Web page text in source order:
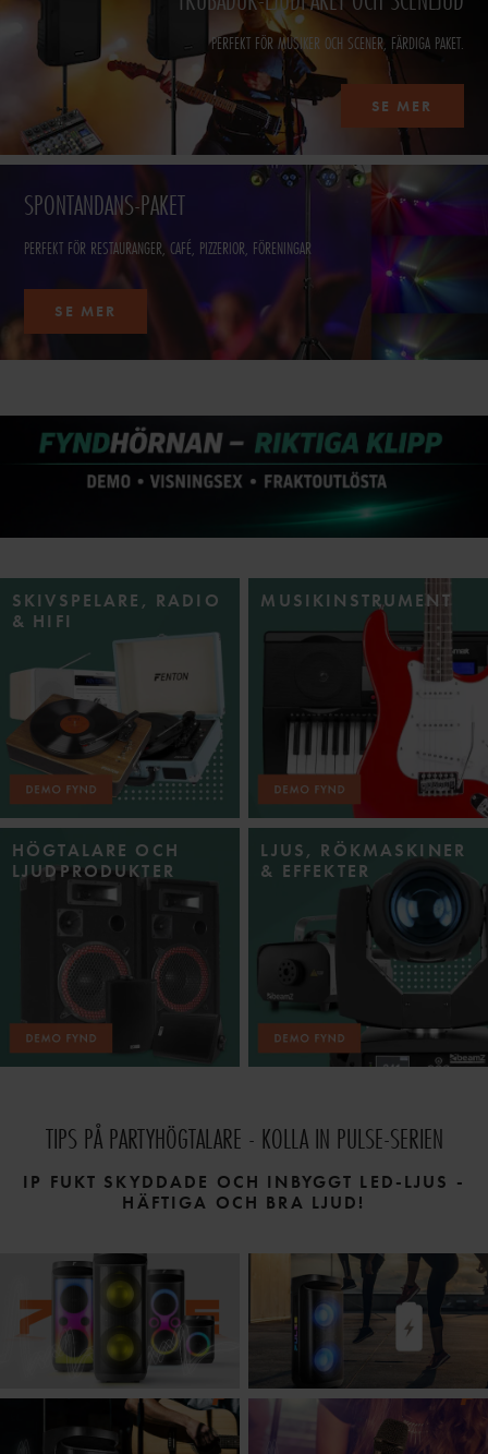
PERFEKT FÖR MUSIKER OCH SCENER, FÄRDIGA PAKET.
SE MER
SPONTANDANS-PAKET
PERFEKT FÖR RESTAURANGER, CAFÉ, PIZZERIOR, FÖRENINGAR
SE MER
SKIVSPELARE, RADIO
& HIFI
MUSIKINSTRUMENT
HÖGTALARE OCH
LJUDPRODUKTER
LJUS, RÖKMASKINER
& EFFEKTER
TIPS PÅ PARTYHÖGTALARE - KOLLA IN PULSE-SERIEN
IP FUKT SKYDDADE OCH INBYGGT LED-LJUS -
HÄFTIGA OCH BRA LJUD!